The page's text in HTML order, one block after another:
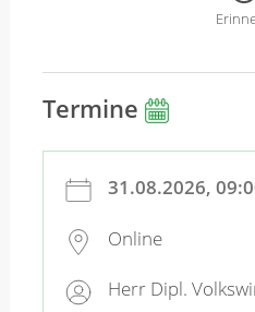
Termine
31.08.2026,
Online
Herr Dipl.